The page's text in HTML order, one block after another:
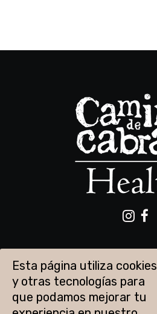
Esta página utiliza cookies
y otras tecnologías para
que podamos mejorar tu